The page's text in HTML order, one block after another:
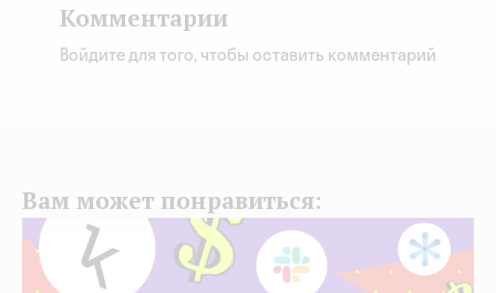
Комментарии
Войдите для того, чтобы оставить комментарий
Вам может понравиться: